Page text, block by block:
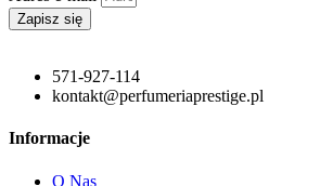
Zapisz się
571-927-114
kontakt@perfumeriaprestige.pl
Informacje
O Nas